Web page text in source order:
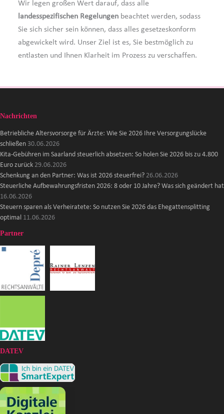
Wir legen großen Wert darauf, dass alle
landesspezifischen Regelungen beachtet werden, sodass
Sie sich sicher sein können, dass alles gesetzeskonform
abgewickelt wird. Unser Ziel ist es, Sie bestmöglich zu
entlasten und Ihnen Klarheit im Prozess zu verschaffen.
Nachrichten
Betriebliche Altersvorsorge für Ärzte: Wie Sie 2026 Ihre Versorgungslücke
schließen 30.06.2026
Kita-Gebühren im Saarland steuerlich absetzen: So holen Sie 2026 bis zu 4.800
Euro zurück 29.06.2026
Schenkung an den Partner: Was ist 2026 steuerfrei? 26.06.2026
Steuerliche Aufbewahrungsfristen 2026: 8 oder 10 Jahre? Was sich geändert hat
16.06.2026
Steuern sparen als Verheiratete: So nutzen Sie 2026 das Ehegattensplitting
optimal 11.06.2026
Partner
DATEV